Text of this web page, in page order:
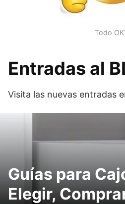
Todo
Entradas al
Visita las nuevas entradas
Guías para
Elegir,